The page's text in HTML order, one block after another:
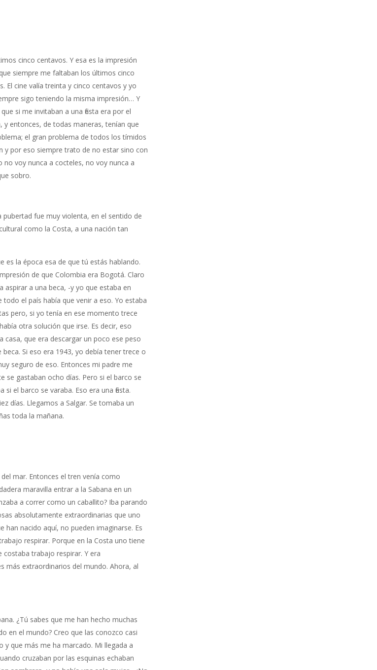
cinco centavos. Y esa es la impresión
siempre me faltaban los últimos cinco
El cine valía treinta y cinco centavos y yo
sigo teniendo la misma impresión… Y
si me invitaban a una fiesta era por el
entonces, de todas maneras, tenían que
el gran problema de todos los tímidos
y por eso siempre trato de no estar sino con
voy nunca a cocteles, no voy nunca a
sobro.
fue muy violenta, en el sentido de
como la Costa, a una nación tan
es la época esa de que tú estás hablando.
de que Colombia era Bogotá. Claro
a una beca, -y yo que estaba en
el país había que venir a eso. Yo estaba
pero, si yo tenía en ese momento trece
otra solución que irse. Es decir, eso
casa, que era descargar un poco ese peso
Si eso era 1943, yo debía tener trece o
seguro de eso. Entonces mi padre me
se gastaban ocho días. Pero si el barco se
el barco se varaba. Eso era una fiesta.
días. Llegamos a Salgar. Se tomaba un
toda la mañana.
mar. Entonces el tren venía como
maravilla entrar a la Sabana en un
a correr como un caballito? Iba parando
absolutamente extraordinarias que uno
han nacido aquí, no pueden imaginarse. Es
respirar. Porque en la Costa uno tiene
trabajo respirar. Y era
más extraordinarios del mundo. Ahora, al
¿Tú sabes que me han hecho muchas
en el mundo? Creo que las conozco casi
y que más me ha marcado. Mi llegada a
cruzaban por las esquinas echaban